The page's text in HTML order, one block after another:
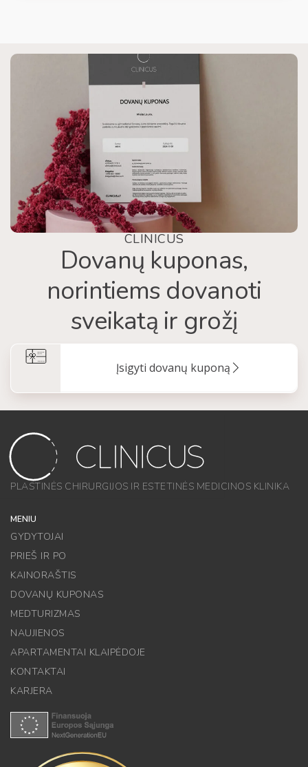
CLINICUS
Dovanų kuponas,
norintiems dovanoti
sveikatą ir grožį
Įsigyti dovanų kuponą
PLASTINĖS CHIRURGIJOS IR ESTETINĖS MEDICINOS KLINIKA
MENIU
GYDYTOJAI
PRIEŠ IR PO
KAINORAŠTIS
DOVANŲ KUPONAS
MEDTURIZMAS
NAUJIENOS
APARTAMENTAI KLAIPĖDOJE
KONTAKTAI
KARJERA